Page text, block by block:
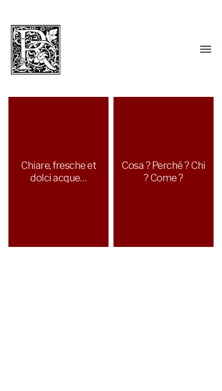
Chiare, fresche et
dolci acque…
Cosa ? Perché ? Chi
? Come ?